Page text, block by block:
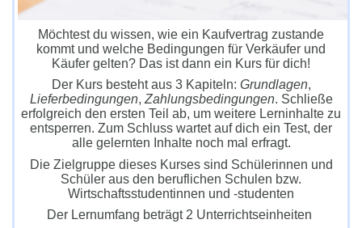
Möchtest du wissen, wie ein Kaufvertrag zustande
kommt und welche Bedingungen für Verkäufer und
Käufer gelten? Das ist dann ein Kurs für dich!
Der Kurs besteht aus 3 Kapiteln: Grundlagen,
Lieferbedingungen, Zahlungsbedingungen. Schließe
erfolgreich den ersten Teil ab, um weitere Lerninhalte zu
entsperren. Zum Schluss wartet auf dich ein Test, der
alle gelernten Inhalte noch mal erfragt.
Die Zielgruppe dieses Kurses sind Schülerinnen und
Schüler aus den beruflichen Schulen bzw.
Wirtschaftsstudentinnen und -studenten
Der Lernumfang beträgt 2 Unterrichtseinheiten